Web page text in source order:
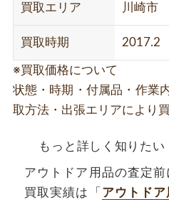
買取エリア 川崎市
買取時期 2017.2
※買取価格について
状態・時期・付属品・作業
取方法・出張エリアにより
もっと詳しく知りたい
アウトドア用品の査定
買取実績は「 アウトド